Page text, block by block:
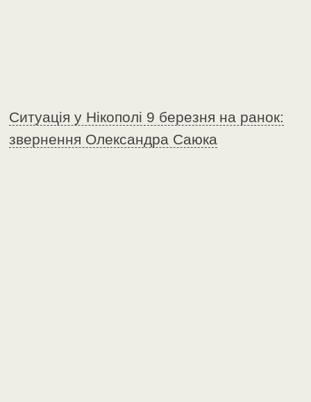
Ситуація у Нікополі 9 березня на ранок:
звернення Олександра Саюка